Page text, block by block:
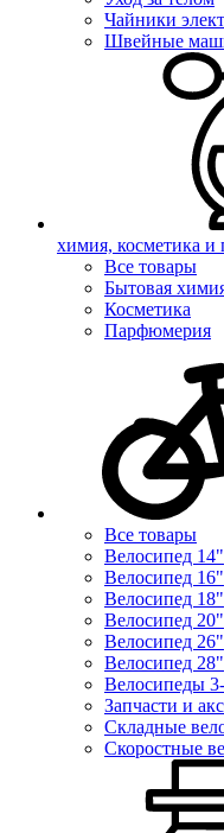
Чайники
Швейные
химия, косметика
Все товары
Бытовая
Косметика
Парфюмерия
Все товары
Велосипед 14"
Велосипед 16"
Велосипед 18"
Велосипед 20"
Велосипед 26"
Велосипед 28"
Велосипеды
Запчасти и
Складные
Скоростные